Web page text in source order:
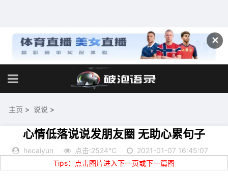
✕
主页 > 说说 >
心情低落说说发朋友圈 无助心累句子
hecaiyun 点击:2524℃
2021-01-07 16:45:07
Tips：点击图片进入下一页或下一篇图